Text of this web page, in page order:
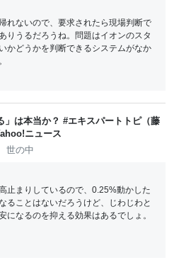
れないので、要求されたら現場判断で
りうるだろうね。問題はイオンのスタ
かどうかを判断できるシステムがなか
」は本当か？ #エキスパートトピ（藤
ニュース
世の中
止まりしているので、0.25%動かした
ることはないだろうけど、じわじわと
になるのを抑える効果はあるでしょ。